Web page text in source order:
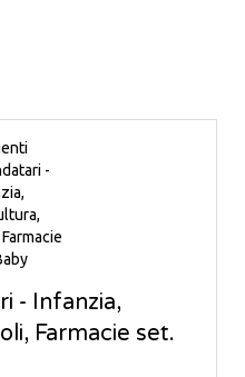
- Infanzia,
Farmacie set.